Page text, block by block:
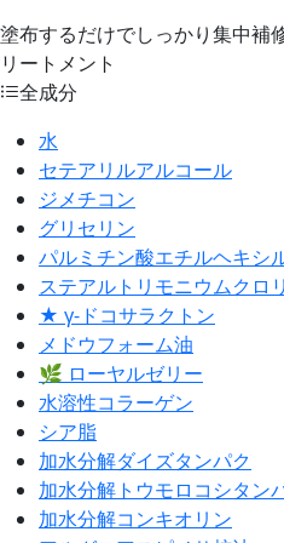
塗布するだけでしっかり集中補
リートメント
全成分
水
セテアリルアルコール
ジメチコン
グリセリン
パルミチン酸エチルヘキシ
ステアルトリモニウムクロ
★ γ-ドコサラクトン
メドウフォーム油
🌿 ローヤルゼリー
水溶性コラーゲン
シア脂
加水分解ダイズタンパク
加水分解トウモロコシタン
加水分解コンキオリン